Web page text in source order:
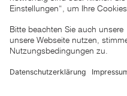
unter den UVP